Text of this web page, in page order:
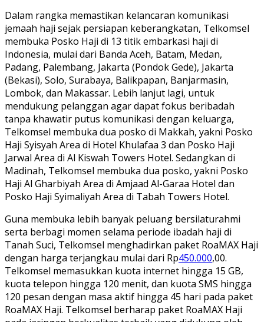
Dalam rangka memastikan kelancaran komunikasi
jemaah haji sejak persiapan keberangkatan, Telkomsel
membuka Posko Haji di 13 titik embarkasi haji di
Indonesia, mulai dari Banda Aceh, Batam, Medan,
Padang, Palembang, Jakarta (Pondok Gede), Jakarta
(Bekasi), Solo, Surabaya, Balikpapan, Banjarmasin,
Lombok, dan Makassar. Lebih lanjut lagi, untuk
mendukung pelanggan agar dapat fokus beribadah
tanpa khawatir putus komunikasi dengan keluarga,
Telkomsel membuka dua posko di Makkah, yakni Posko
Haji Syisyah Area di Hotel Khulafaa 3 dan Posko Haji
Jarwal Area di Al Kiswah Towers Hotel. Sedangkan di
Madinah, Telkomsel membuka dua posko, yakni Posko
Haji Al Gharbiyah Area di Amjaad Al-Garaa Hotel dan
Posko Haji Syimaliyah Area di Tabah Towers Hotel.
Guna membuka lebih banyak peluang bersilaturahmi
serta berbagi momen selama periode ibadah haji di
Tanah Suci, Telkomsel menghadirkan paket RoaMAX Haji
dengan harga terjangkau mulai dari Rp450.000,00.
Telkomsel memasukkan kuota internet hingga 15 GB,
kuota telepon hingga 120 menit, dan kuota SMS hingga
120 pesan dengan masa aktif hingga 45 hari pada paket
RoaMAX Haji. Telkomsel berharap paket RoaMAX Haji